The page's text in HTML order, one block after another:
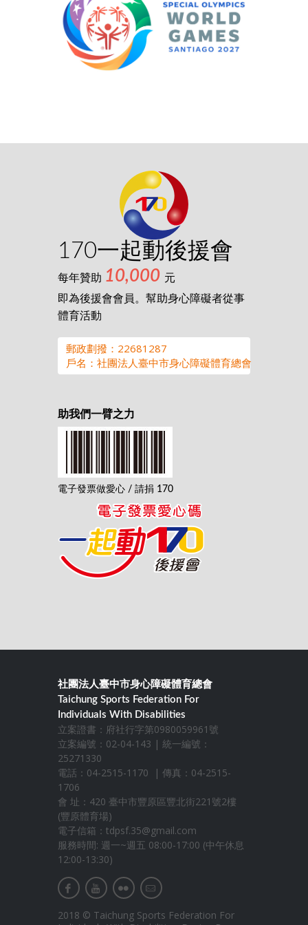
170一起動後援會
每年贊助 10,000 元
即為後援會會員。幫助身心障礙者從事
體育活動
郵政劃撥：22681287
戶名：社團法人臺中市身心障礙體育總會
助我們一臂之力
電子發票做愛心 / 請捐 170
社團法人臺中市身心障礙體育總會
Taichung Sports Federation For
Individuals With Disabilities
立案證書：府社行字第0980059961號
立案編號：02-04-143 | 統一編號：
25271330
電話：04-2515-1170 | 傳真：04-2515-
1706
會 址：420 臺中市豐原區豐北街221號2樓
(豐原體育場)
電子信箱： tdpsf.35@gmail.com
服務時間: 週一~週五 08:00-17:00 (中午休息
12:00-13:30)
2018 © Taichung Sports Federation For